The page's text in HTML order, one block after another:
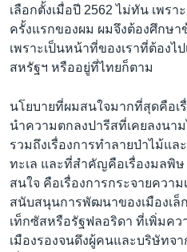
เลือกตั้งเมื่อปี 2562 ไม่ทัน เพร
ครั้งแรกของผม ผมจึงต้องศึกษ
เพราะเป็นหน้าที่ของเราที่ต้องไ
สหรัฐฯ หรืออยู่ที่ไทยก็ตาม
นโยบายที่ผมสนใจมากที่สุดคือเ
นำความตกลงปารีสที่เคยลงนา
รวมถึงเรื่องการทำลายป่าไม้แ
ทะเล และที่สำคัญคือเรื่องมลพิ
สนใจ คือเรื่องการกระจายควา
สนับสนุนการพัฒนาของเมืองเล็
เท็กซัสหรือรัฐฟลอริดา ที่เพิ่มค
เมืองรองจนดึงผู้คนและบริษัทจา